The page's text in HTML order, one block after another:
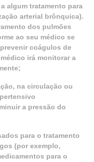
algum tratamento para
arterial brônquica).
dos pulmões
ao seu médico se
coágulos de
irá monitorar a
na circulação ou
a pressão do
para o tratamento
(por exemplo,
para o